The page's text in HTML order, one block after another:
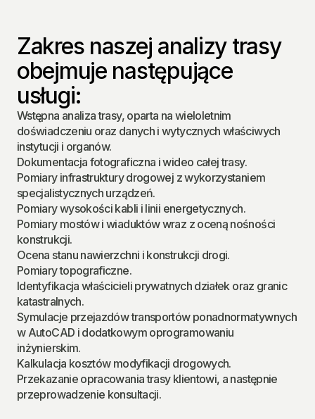
Zakres naszej analizy trasy
obejmuje następujące
usługi:
Wstępna analiza trasy, oparta na wieloletnim
doświadczeniu oraz danych i wytycznych właściwych
instytucji i organów.
Dokumentacja fotograficzna i wideo całej trasy.
Pomiary infrastruktury drogowej z wykorzystaniem
specjalistycznych urządzeń.
Pomiary wysokości kabli i linii energetycznych.
Pomiary mostów i wiaduktów wraz z oceną nośności
konstrukcji.
Ocena stanu nawierzchni i konstrukcji drogi.
Pomiary topograficzne.
Identyfikacja właścicieli prywatnych działek oraz granic
katastralnych.
Symulacje przejazdów transportów ponadnormatywnych
w AutoCAD i dodatkowym oprogramowaniu
inżynierskim.
Kalkulacja kosztów modyfikacji drogowych.
Przekazanie opracowania trasy klientowi, a następnie
przeprowadzenie konsultacji.